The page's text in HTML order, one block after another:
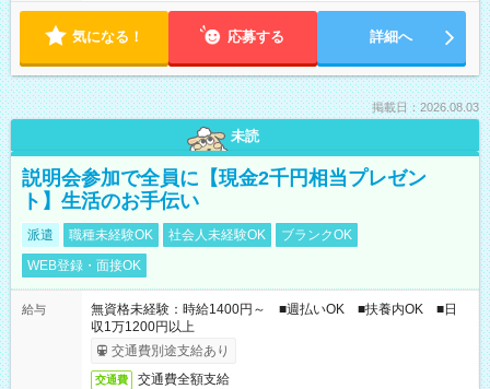
気になる！ 応募する 詳細へ
掲載日：2026.08.03
未読
説明会参加で全員に【現金2千円相当プレゼン
ト】生活のお手伝い
派遣 職種未経験OK 社会人未経験OK
ブランクOK
WEB登録・面接OK
給与
無資格未経験：時給1400円～ ■週払いOK ■扶養内OK ■日
収1万1200円以上
交通費別途支給あり
交通費 交通費全額支給